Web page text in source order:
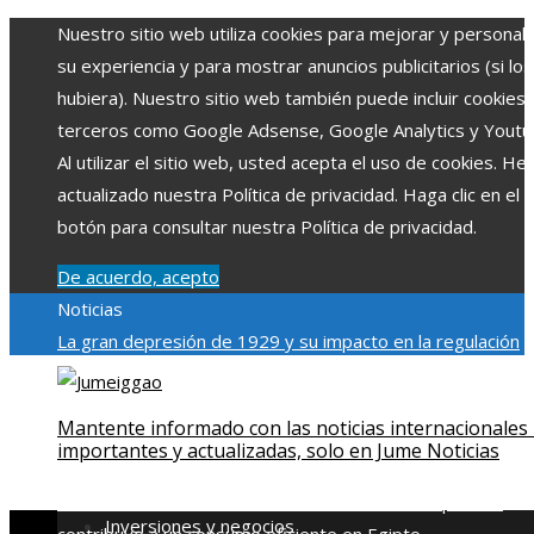
Nuestro sitio web utiliza cookies para mejorar y
su experiencia y para mostrar anuncios publicitarios (si los
hubiera). Nuestro sitio web también puede incluir cookies
terceros como Google Adsense, Google Analytics y
Al utilizar el sitio web, usted acepta el uso de cookies.
actualizado nuestra Política de privacidad. Haga clic en el
botón para consultar nuestra Política de privacidad.
De acuerdo, acepto
Noticias
La gran depresión de 1929 y su impacto en la regulación
bancariaLas 15 exploraciones espaciales que ampliaron
individuales más grandes y su impacto en la ciencia y
tecnología
Modelos de desarrollo sostenible basados en
Mantente informado con las noticias internacionales
importantes y actualizadas, solo en Jume Noticias
Inversiones y negocios